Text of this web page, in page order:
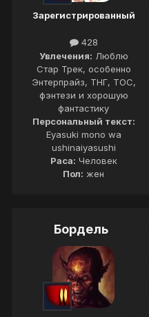
Зарегистрированный
428
Увлечения: Люблю
Стар Трек, особенно
Энтерпрайз, ТНГ, ТОС,
фэнтези и хорошую
фантастику
Персональный текст:
Eyasuki mono wa
ushinaiyasushi
Раса: Человек
Пол: жен
Бордель